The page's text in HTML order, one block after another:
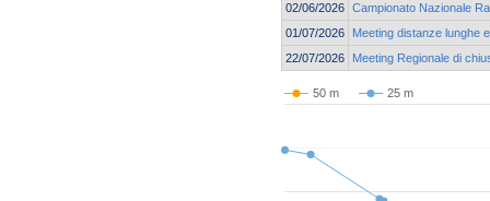
02/06/2026 Campionato Nazionale
01/07/2026
Meeting distanze lunghe
22/07/2026
Meeting Regionale di
50 m 25 m